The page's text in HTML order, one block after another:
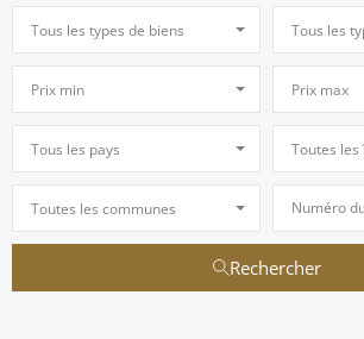
Tous les types de biens Tous les
Prix min Prix max
Tous les pays Toutes les
Toutes les communes
Rechercher